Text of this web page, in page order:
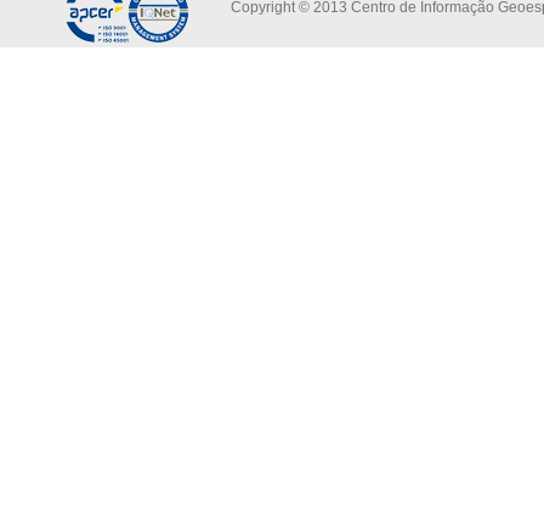
Copyright © 2013 Centro de Informação